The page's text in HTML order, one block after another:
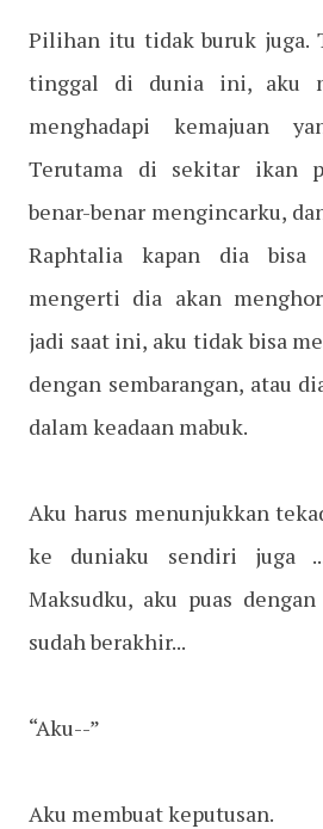
Pilihan itu tidak buruk juga.
tinggal di dunia ini, aku
menghadapi kemajuan
Terutama di sekitar ikan
benar-benar mengincarku,
Raphtalia kapan dia
mengerti dia akan
jadi saat ini, aku tidak bisa
dengan sembarangan, atau
dalam keadaan mabuk.
Aku harus menunjukkan
ke duniaku sendiri juga
Maksudku, aku puas
sudah berakhir...
“Aku--”
Aku membuat keputusan.